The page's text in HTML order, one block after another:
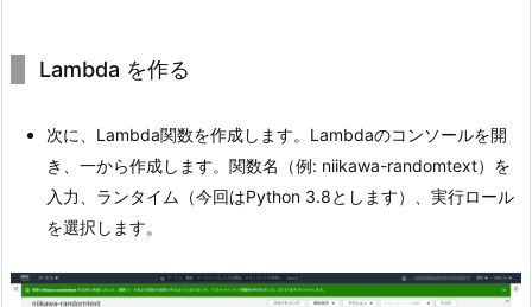
Lambda を作る
次に、Lambda関数を作成します。Lambdaのコンソールを開
き、一から作成します。関数名（例: niikawa-randomtext）を
入力、ランタイム（今回はPython 3.8とします）、実行ロール
を選択します。